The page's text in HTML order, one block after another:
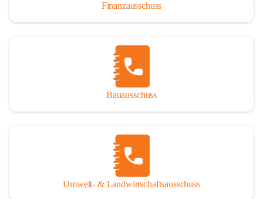
Finanzausschuss
Bauausschuss
Umwelt- & Landwirtschaftsausschuss